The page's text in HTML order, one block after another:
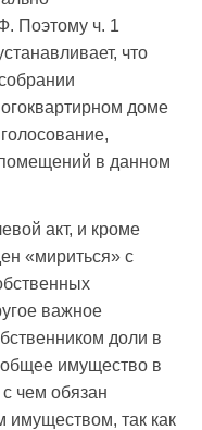
Поэтому ч. 1
что
доме
в данном
акт, и кроме
«мириться» с
важное
доли в
имущество в
чем обязан
имуществом, так как